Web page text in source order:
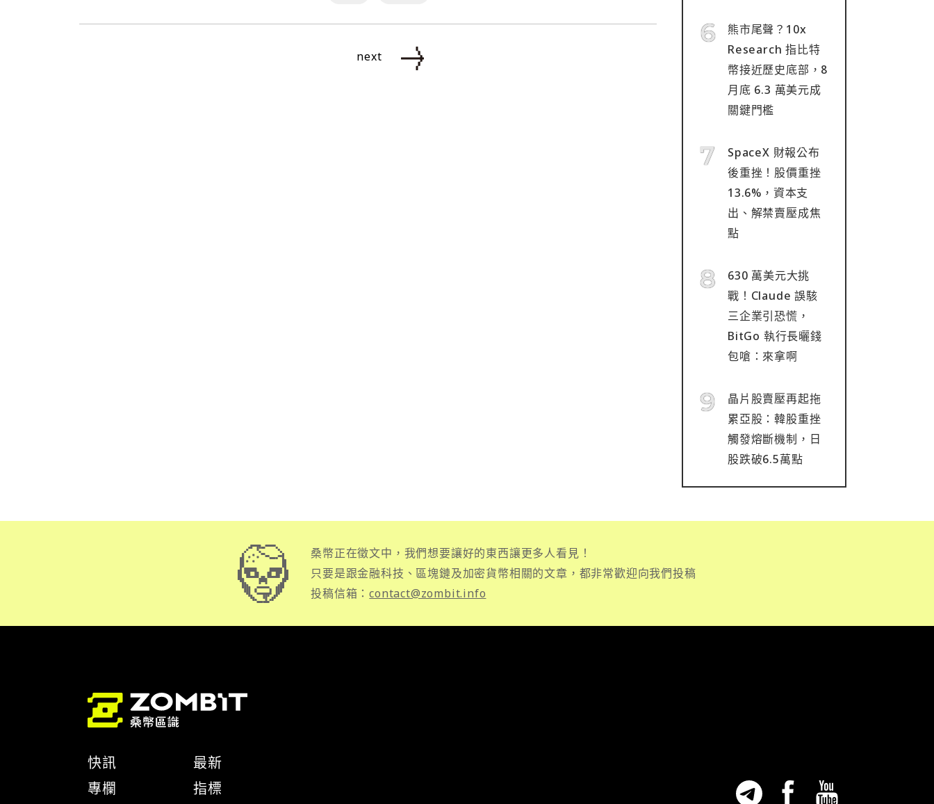
next
熊市尾聲？10x
Research 指比特
幣接近歷史底部，8
月底 6.3 萬美元成
關鍵門檻
SpaceX 財報公布
後重挫！股價重挫
13.6%，資本支
出、解禁賣壓成焦
點
630 萬美元大挑
戰！Claude 誤駭
三企業引恐慌，
BitGo 執行長曬錢
包嗆：來拿啊
晶片股賣壓再起拖
累亞股：韓股重挫
觸發熔斷機制，日
股跌破6.5萬點
桑幣正在徵文中，我們想要讓好的東西讓更多人看見！
只要是跟金融科技、區塊鏈及加密貨幣相關的文章，都非常歡迎向我們投稿
投稿信箱：contact@zombit.info
快訊
專欄
最新
指標